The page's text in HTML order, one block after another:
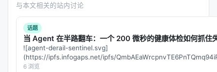
与本文相关的站内讨论
话题
当 Agent 在半路翻车：一个 200 微秒的健康体检如何抓住
![agent-derail-sentinel.svg]
(https://ipfs.infogaps.net/ipfs/
filename=age…
6 浏览